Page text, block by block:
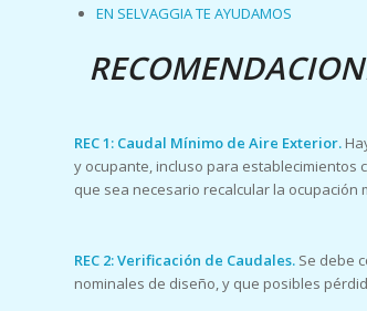
EN SELVAGGIA TE AYUDAMOS
REC 1: Caudal Mínimo de Aire Exterior.
y ocupante, incluso para establecimientos
que sea necesario recalcular la
REC 2: Verificación de Caudales. Se debe
nominales de diseño, y que posibles